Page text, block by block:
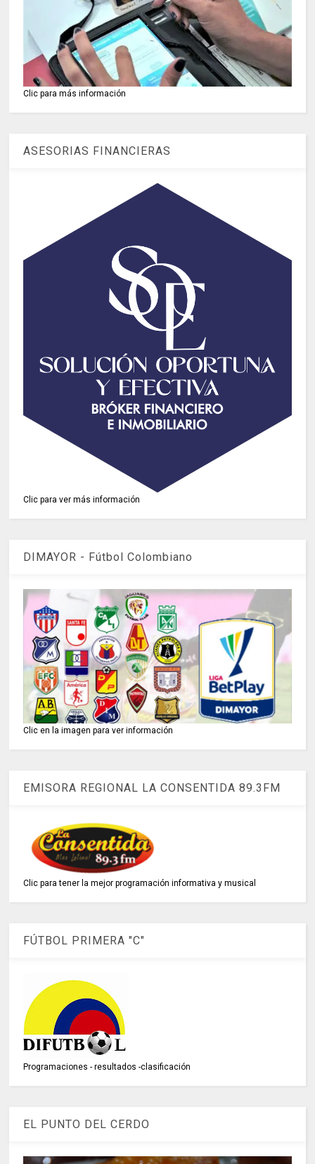
Clic para más información
ASESORIAS FINANCIERAS
Clic para ver más información
DIMAYOR - Fútbol Colombiano
Clic en la imagen para ver información
EMISORA REGIONAL LA CONSENTIDA 89.3FM
Clic para tener la mejor programación informativa y musical
FÚTBOL PRIMERA "C"
Programaciones - resultados -clasificación
EL PUNTO DEL CERDO